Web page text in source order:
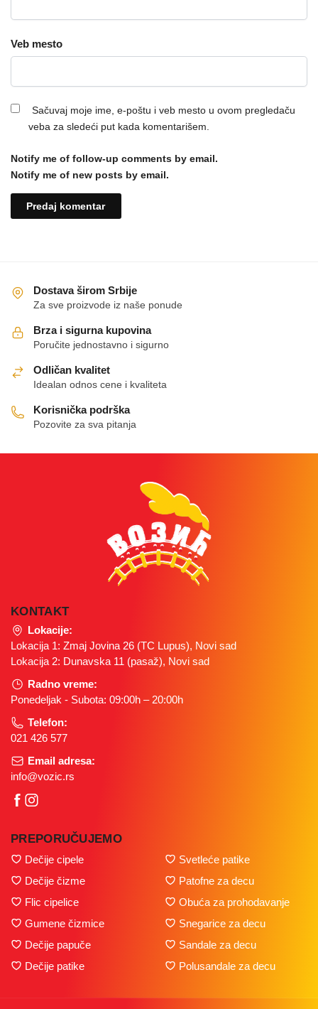
Veb mesto
Sačuvaj moje ime, e-poštu i veb mesto u ovom pregledaču
veba za sledeći put kada komentarišem.
Notify me of follow-up comments by email.
Notify me of new posts by email.
Dostava širom Srbije
Za sve proizvode iz naše ponude
Brza i sigurna kupovina
Poručite jednostavno i sigurno
Odličan kvalitet
Idealan odnos cene i kvaliteta
Korisnička podrška
Pozovite za sva pitanja
KONTAKT
Lokacije:
Lokacija 1: Zmaj Jovina 26 (TC Lupus), Novi sad
Lokacija 2: Dunavska 11 (pasaž), Novi sad
Radno vreme:
Ponedeljak - Subota: 09:00h – 20:00h
Telefon:
021 426 577
Email adresa:
info@vozic.rs
PREPORUČUJEMO
Dečije cipele
Dečije čizme
Flic cipelice
Gumene čizmice
Dečije papuče
Dečije patike
Svetleće patike
Patofne za decu
Obuća za prohodavanje
Snegarice za decu
Sandale za decu
Polusandale za decu